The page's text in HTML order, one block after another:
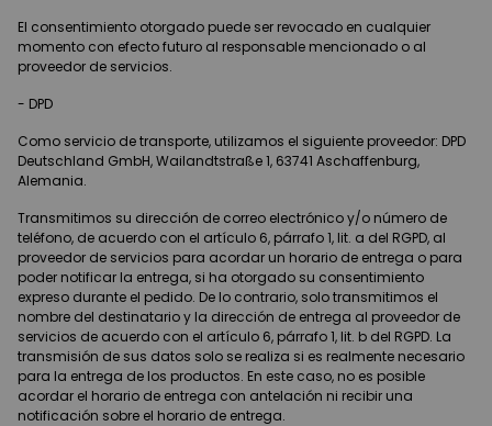
El consentimiento otorgado puede ser revocado en cualquier
momento con efecto futuro al responsable mencionado o al
proveedor de servicios.
- DPD
Como servicio de transporte, utilizamos el siguiente proveedor: DPD
Deutschland GmbH, Wailandtstraße 1, 63741 Aschaffenburg,
Alemania.
Transmitimos su dirección de correo electrónico y/o número de
teléfono, de acuerdo con el artículo 6, párrafo 1, lit. a del RGPD, al
proveedor de servicios para acordar un horario de entrega o para
poder notificar la entrega, si ha otorgado su consentimiento
expreso durante el pedido. De lo contrario, solo transmitimos el
nombre del destinatario y la dirección de entrega al proveedor de
servicios de acuerdo con el artículo 6, párrafo 1, lit. b del RGPD. La
transmisión de sus datos solo se realiza si es realmente necesario
para la entrega de los productos. En este caso, no es posible
acordar el horario de entrega con antelación ni recibir una
notificación sobre el horario de entrega.